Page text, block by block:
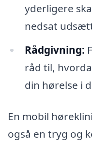
yderligere
nedsat
Rådgivning:
råd til,
din hørelse i
En mobil
også en tryg og